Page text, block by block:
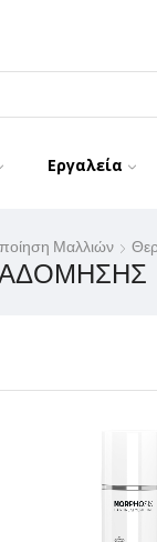
Εργαλεία
Μαλλιών